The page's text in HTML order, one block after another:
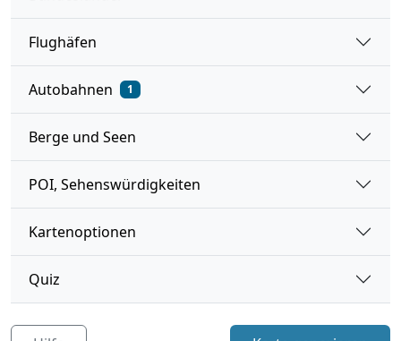
Flughäfen
Autobahnen 1
Berge und Seen
POI, Sehenswürdigkeiten
Kartenoptionen
Quiz